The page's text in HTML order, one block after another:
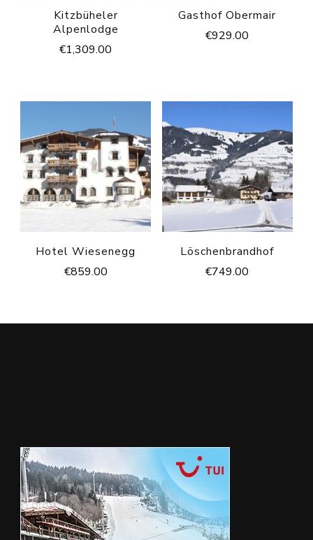
Kitzbüheler
Alpenlodge
€1,309.00
Gasthof Obermair
€929.00
Hotel Wiesenegg
€859.00
Löschenbrandhof
€749.00